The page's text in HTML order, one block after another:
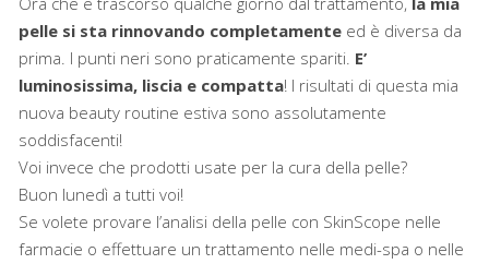
pelle si sta rinnovando completamente ed è diversa da
prima. I punti neri sono praticamente spariti. E’
luminosissima, liscia e compatta! I risultati di questa mia
nuova beauty routine estiva sono assolutamente
soddisfacenti!
Voi invece che prodotti usate per la cura della pelle?
Buon lunedì a tutti voi!
Se volete provare l’analisi della pelle con SkinScope nelle
farmacie o effettuare un trattamento nelle medi-spa o nelle